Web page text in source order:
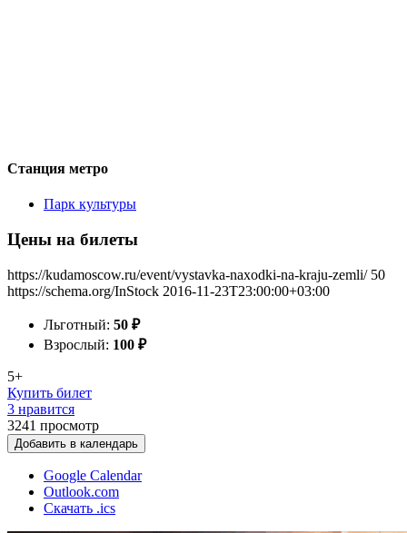
Станция метро
Парк культуры
Цены на билеты
https://kudamoscow.ru/event/vystavka-naxodki-na-kraju-zemli/ 50
https://schema.org/InStock 2016-11-23T23:00:00+03:00
Льготный: 50 ₽
Взрослый: 100 ₽
5+
Купить билет
3 нравится
3241 просмотр
Добавить в календарь
Google Calendar
Outlook.com
Скачать .ics